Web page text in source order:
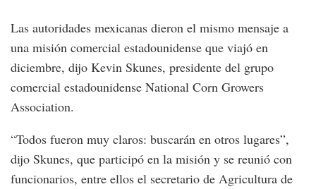
Las autoridades mexicanas dieron el mismo mensaje a
una misión comercial estadounidense que viajó en
diciembre, dijo Kevin Skunes, presidente del grupo
comercial estadounidense National Corn Growers
Association.
“Todos fueron muy claros: buscarán en otros lugares”,
dijo Skunes, que participó en la misión y se reunió con
funcionarios, entre ellos el secretario de Agricultura de